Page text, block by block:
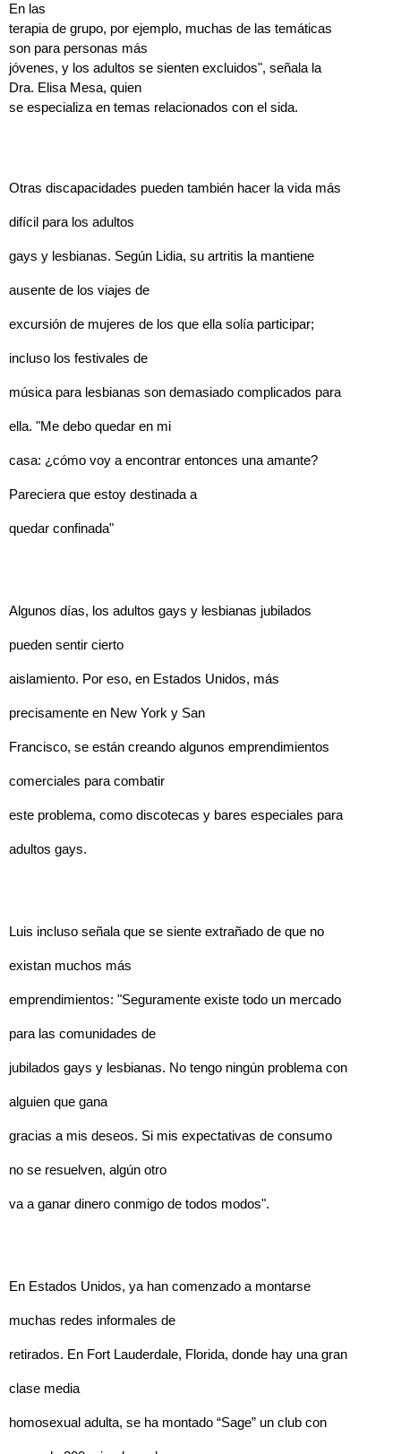
En las
terapia de grupo, por ejemplo, muchas de las temáticas
son para personas más
jóvenes, y los adultos se sienten excluidos", señala la
Dra. Elisa Mesa, quien
se especializa en temas relacionados con el sida.
Otras discapacidades pueden también hacer la vida más
difícil para los adultos
gays y lesbianas. Según Lidia, su artritis la mantiene
ausente de los viajes de
excursión de mujeres de los que ella solía participar;
incluso los festivales de
música para lesbianas son demasiado complicados para
ella. "Me debo quedar en mi
casa: ¿cómo voy a encontrar entonces una amante?
Pareciera que estoy destinada a
quedar confinada"
Algunos días, los adultos gays y lesbianas jubilados
pueden sentir cierto
aislamiento. Por eso, en Estados Unidos, más
precisamente en New York y San
Francisco, se están creando algunos emprendimientos
comerciales para combatir
este problema, como discotecas y bares especiales para
adultos gays.
Luis incluso señala que se siente extrañado de que no
existan muchos más
emprendimientos: "Seguramente existe todo un mercado
para las comunidades de
jubilados gays y lesbianas. No tengo ningún problema con
alguien que gana
gracias a mis deseos. Si mis expectativas de consumo
no se resuelven, algún otro
va a ganar dinero conmigo de todos modos".
En Estados Unidos, ya han comenzado a montarse
muchas redes informales de
retirados. En Fort Lauderdale, Florida, donde hay una gran
clase media
homosexual adulta, se ha montado “Sage” un club con